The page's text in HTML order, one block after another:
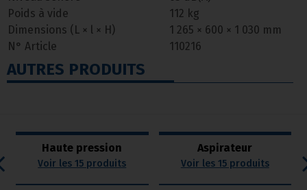
Poids à vide
112 kg
Dimensions (L × l × H)
1 265 × 600 × 1 030 mm
N° Article
110216
AUTRES PRODUITS
Haute pression
Voir les 15 produits
Aspirateur
Voir les 15 produits